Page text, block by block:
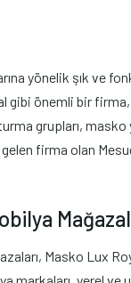
yönelik şık ve
gibi önemli bir
grupları, masko
firma olan
Masko Lux